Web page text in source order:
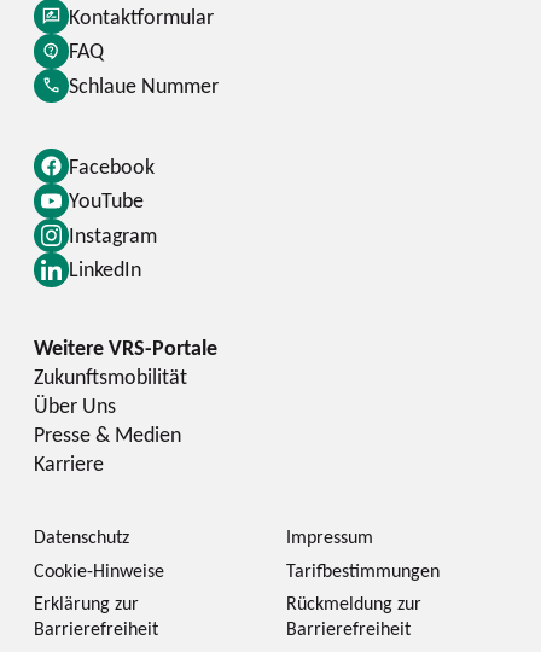
Facebook
YouTube
Instagram
LinkedIn
Kontaktformular
FAQ
Schlaue Nummer
Zukunftsmobilität
Über Uns
Presse & Medien
Karriere
Datenschutz
Impressum
Cookie-Hinweise
Tarifbestimmungen
Erklärung zur
Barrierefreiheit
Rückmeldung zur
Barrierefreiheit